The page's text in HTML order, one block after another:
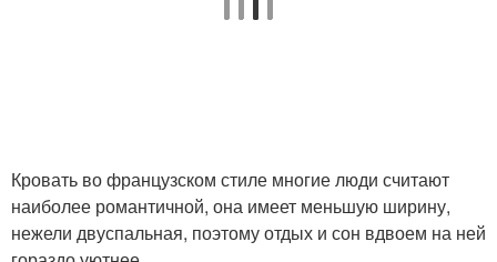
Кровать во французском стиле многие люди считают
наиболее романтичной, она имеет меньшую ширину,
нежели двуспальная, поэтому отдых и сон вдвоем на ней